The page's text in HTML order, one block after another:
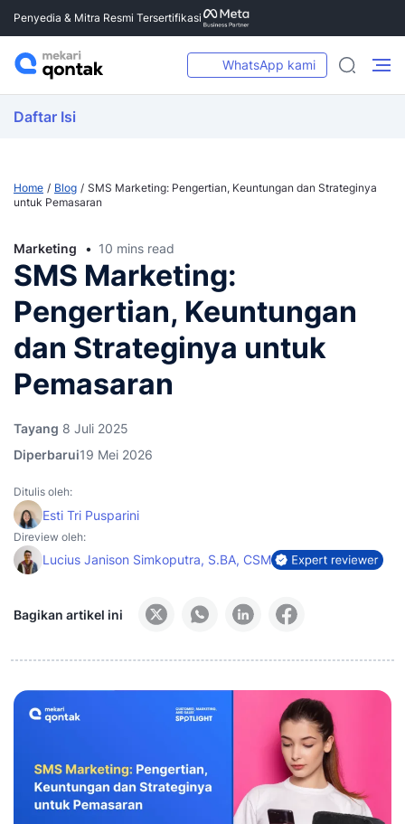
Penyedia & Mitra Resmi Tersertifikasi
WhatsApp kami
Daftar Isi
Home Blog
SMS Marketing: Pengertian, Keuntungan dan Strateginya
untuk Pemasaran
Marketing 10 mins read
SMS Marketing:
Pengertian, Keuntungan
dan Strateginya untuk
Pemasaran
Tayang 8 Juli 2025
Diperbarui19 Mei 2026
Ditulis oleh:
Esti Tri Pusparini
Direview oleh:
Lucius Janison Simkoputra, S.BA, CSM
Bagikan artikel ini